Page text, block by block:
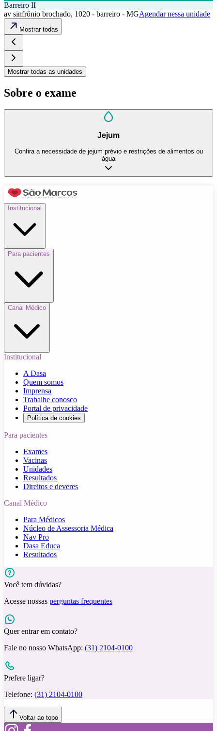
Barreiro II
av sinfrônio brochado, 1020 - barreiro - MGAgendar nessa unidade
Mostrar todas
Mostrar todas as unidades
Sobre o exame
Jejum
Confira a necessidade de jejum prévio e restrições de alimentos ou
água
Institucional
Para pacientes
Canal Médico
Institucional
A Dasa
Quem somos
Imprensa
Trabalhe conosco
Portal de privacidade
Política de cookies
Para pacientes
Exames
Vacinas
Unidades
Resultados
Direitos e deveres
Canal Médico
Para Médicos
Núcleo de Assessoria Médica
Nav Pro
Dasa Educa
Resultados
Você tem dúvidas?
Acesse nossas perguntas frequentes
Quer entrar em contato?
Fale no nosso WhatsApp: (31) 2104-0100
Prefere ligar?
Telefone: (31) 2104-0100
Voltar ao topo